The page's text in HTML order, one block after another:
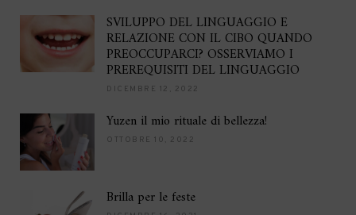
SVILUPPO DEL LINGUAGGIO E
RELAZIONE CON IL CIBO QUANDO
PREOCCUPARCI? OSSERVIAMO I
PREREQUISITI DEL LINGUAGGIO
DICEMBRE 12, 2022
Yuzen il mio rituale di bellezza!
OTTOBRE 10, 2022
Brilla per le feste